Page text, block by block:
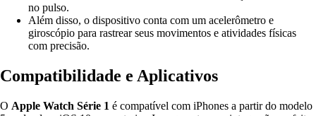
no pulso.
Além disso, o dispositivo conta com um acelerômetro e
giroscópio para rastrear seus movimentos e atividades físicas
com precisão.
Compatibilidade e Aplicativos
O Apple Watch Série 1 é compatível com iPhones a partir do modelo